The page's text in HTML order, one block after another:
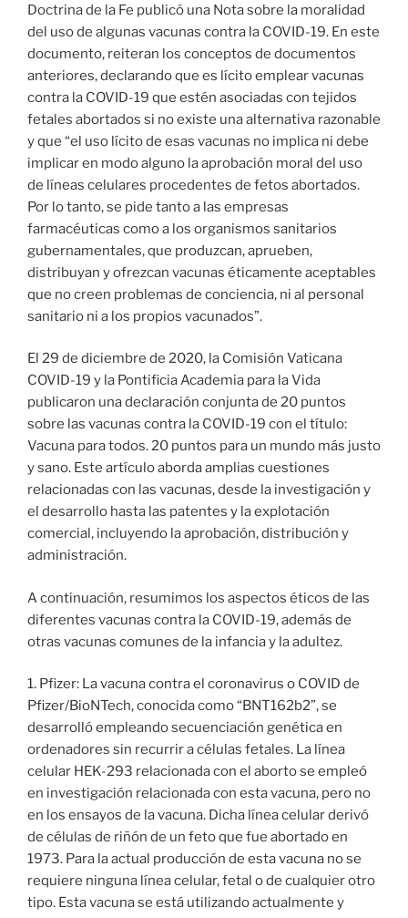
Doctrina de la Fe publicó una Nota sobre la moralidad
del uso de algunas vacunas contra la COVID-19. En este
documento, reiteran los conceptos de documentos
anteriores, declarando que es lícito emplear vacunas
contra la COVID-19 que estén asociadas con tejidos
fetales abortados si no existe una alternativa razonable
y que “el uso lícito de esas vacunas no implica ni debe
implicar en modo alguno la aprobación moral del uso
de líneas celulares procedentes de fetos abortados.
Por lo tanto, se pide tanto a las empresas
farmacéuticas como a los organismos sanitarios
gubernamentales, que produzcan, aprueben,
distribuyan y ofrezcan vacunas éticamente aceptables
que no creen problemas de conciencia, ni al personal
sanitario ni a los propios vacunados”.
El 29 de diciembre de 2020, la Comisión Vaticana
COVID-19 y la Pontificia Academia para la Vida
publicaron una declaración conjunta de 20 puntos
sobre las vacunas contra la COVID-19 con el título:
Vacuna para todos. 20 puntos para un mundo más justo
y sano. Este artículo aborda amplias cuestiones
relacionadas con las vacunas, desde la investigación y
el desarrollo hasta las patentes y la explotación
comercial, incluyendo la aprobación, distribución y
administración.
A continuación, resumimos los aspectos éticos de las
diferentes vacunas contra la COVID-19, además de
otras vacunas comunes de la infancia y la adultez.
1. Pfizer: La vacuna contra el coronavirus o COVID de
Pfizer/BioNTech, conocida como “BNT162b2”, se
desarrolló empleando secuenciación genética en
ordenadores sin recurrir a células fetales. La línea
celular HEK-293 relacionada con el aborto se empleó
en investigación relacionada con esta vacuna, pero no
en los ensayos de la vacuna. Dicha línea celular derivó
de células de riñón de un feto que fue abortado en
1973. Para la actual producción de esta vacuna no se
requiere ninguna línea celular, fetal o de cualquier otro
tipo. Esta vacuna se está utilizando actualmente y